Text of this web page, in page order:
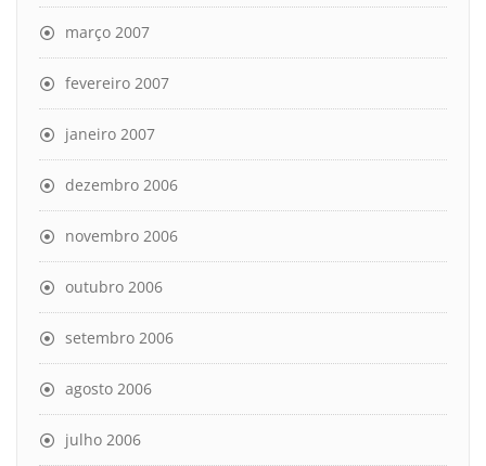
março 2007
fevereiro 2007
janeiro 2007
dezembro 2006
novembro 2006
outubro 2006
setembro 2006
agosto 2006
julho 2006